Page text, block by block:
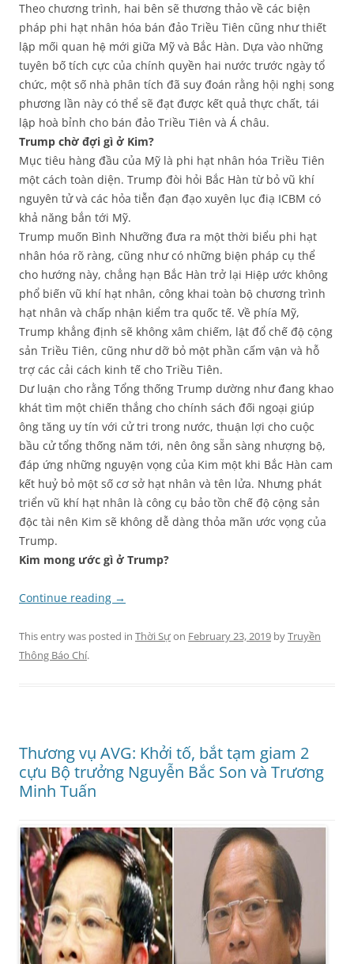
Theo chương trình, hai bên sẽ thương thảo về các biện
pháp phi hạt nhân hóa bán đảo Triều Tiên cũng như thiết
lập mối quan hệ mới giữa Mỹ và Bắc Hàn. Dựa vào những
tuyên bố tích cực của chính quyền hai nước trước ngày tổ
chức, một số nhà phân tích đã suy đoán rằng hội nghị song
phương lần này có thể sẽ đạt được kết quả thực chất, tái
lập hoà bỉnh cho bán đảo Triều Tiên và Á châu.
Trump chờ đợi gì ở Kim?
Mục tiêu hàng đầu của Mỹ là phi hạt nhân hóa Triều Tiên
một cách toàn diện. Trump đòi hỏi Bắc Hàn từ bỏ vũ khí
nguyên tử và các hỏa tiễn đạn đạo xuyên lục điạ ICBM có
khả năng bắn tới Mỹ.
Trump muốn Bình Nhưỡng đưa ra một thời biểu phi hạt
nhân hóa rõ ràng, cũng như có những biện pháp cụ thể
cho hướng này, chẳng hạn Bắc Hàn trở lại Hiệp ước không
phổ biến vũ khí hạt nhân, công khai toàn bộ chương trình
hạt nhân và chấp nhận kiểm tra quốc tế. Về phía Mỹ,
Trump khẳng định sẽ không xâm chiếm, lật đổ chế độ cộng
sản Triều Tiên, cũng như dỡ bỏ một phần cấm vận và hỗ
trợ các cải cách kinh tế cho Triều Tiên.
Dư luận cho rằng Tổng thống Trump dường như đang khao
khát tìm một chiến thắng cho chính sách đối ngoại giúp
ông tăng uy tín với cử tri trong nước, thuận lợi cho cuộc
bầu cử tổng thống năm tới, nên ông sẵn sàng nhượng bộ,
đáp ứng những nguyện vọng của Kim một khi Bắc Hàn cam
kết huỷ bỏ một số cơ sở hạt nhân và tên lửa. Nhưng phát
triển vũ khí hạt nhân là công cụ bảo tồn chế độ cộng sản
độc tài nên Kim sẽ không dễ dàng thỏa mãn ước vọng của
Trump.
Kim mong ước gì ở Trump?
Continue reading →
This entry was posted in Thời Sựon February 23, 2019 byTruyền
Thông Báo Chí.
Thương vụ AVG: Khởi tố, bắt tạm giam 2
cựu Bộ trưởng Nguyễn Bắc Son và Trương
Minh Tuấn